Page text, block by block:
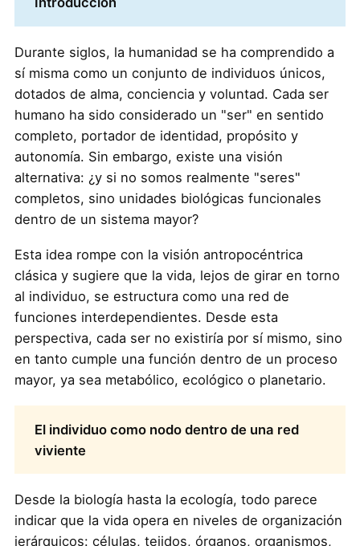
Durante siglos, la humanidad se ha comprendido a
sí misma como un conjunto de individuos únicos,
dotados de alma, conciencia y voluntad. Cada ser
humano ha sido considerado un "ser" en sentido
completo, portador de identidad, propósito y
autonomía. Sin embargo, existe una visión
alternativa: ¿y si no somos realmente "seres"
completos, sino unidades biológicas funcionales
dentro de un sistema mayor?
Esta idea rompe con la visión antropocéntrica
clásica y sugiere que la vida, lejos de girar en torno
al individuo, se estructura como una red de
funciones interdependientes. Desde esta
perspectiva, cada ser no existiría por sí mismo, sino
en tanto cumple una función dentro de un proceso
mayor, ya sea metabólico, ecológico o planetario.
El individuo como nodo dentro de una red
viviente
Desde la biología hasta la ecología, todo parece
indicar que la vida opera en niveles de organización
jerárquicos: células, tejidos, órganos, organismos,